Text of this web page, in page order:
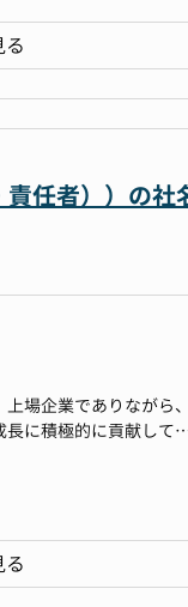
ャリアを築くことが
任者））の社
場企業でありながら
に積極的に貢献して
いと考えています。